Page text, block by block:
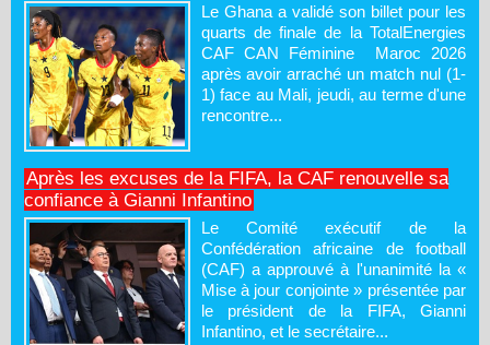
Le Ghana a validé son billet pour les
quarts de finale de la TotalEnergies
CAF CAN Féminine Maroc 2026
après avoir arraché un match nul (1-
1) face au Mali, jeudi, au terme d'une
rencontre...
Après les excuses de la FIFA, la CAF renouvelle sa
confiance à Gianni Infantino
Le Comité exécutif de la
Confédération africaine de football
(CAF) a approuvé à l'unanimité la «
Mise à jour conjointe » présentée par
le président de la FIFA, Gianni
Infantino, et le secrétaire...